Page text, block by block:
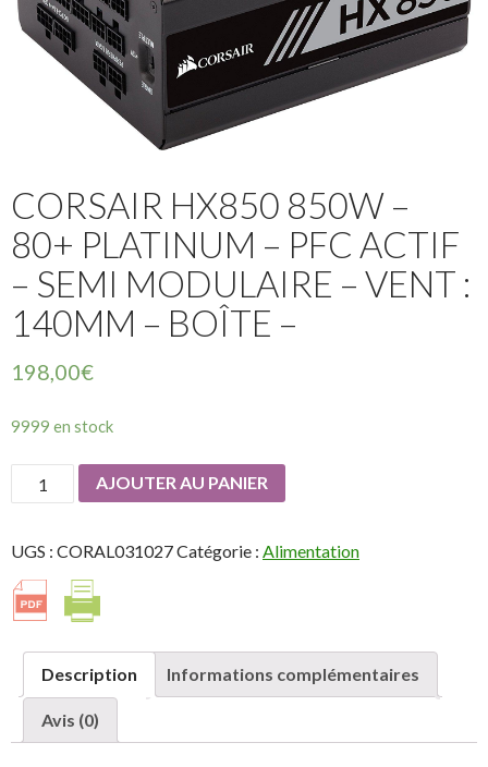
CORSAIR HX850 850W –
80+ PLATINUM – PFC ACTIF
– SEMI MODULAIRE – VENT :
140MM – BOÎTE –
198,00€
9999 en stock
quantité
de
HX850
850W
Platinum
Actif
AJOUTER AU PANIER
UGS : CORAL031027Catégorie : Alimentation
Description Informations complémentaires
Avis (0)